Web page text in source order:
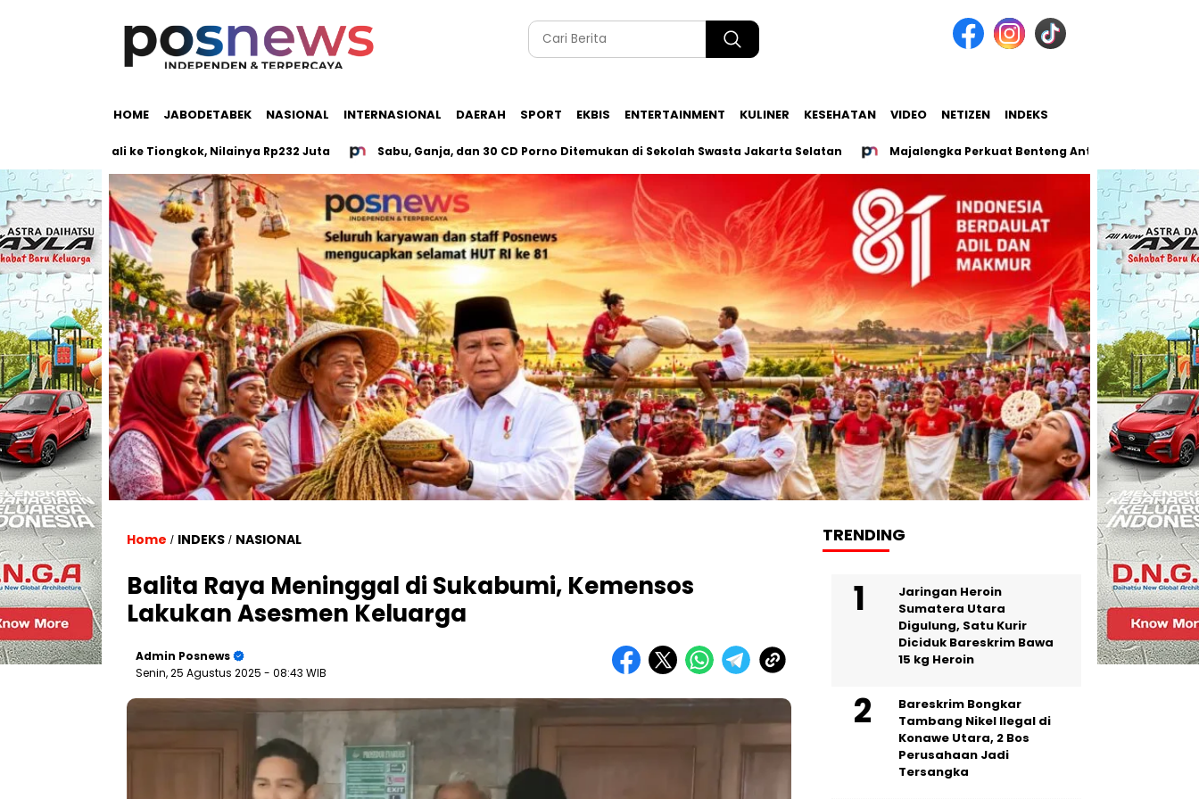
HOME JABODETABEK NASIONAL INTERNASIONAL DAERAH SPORT EKBIS ENTERTAINMENT KULINER KESEHATAN VIDEO NETIZEN INDEKS
Salak Bali ke Tiongkok, Nilainya Rp232 Juta Sabu, Ganja, dan 30 CD Porno Ditemukan di Sekolah Swasta Jakarta Selatan Majalengka Perkuat Benteng Antinarkoba, Pemkab dan
Home / INDEKS / NASIONAL
Balita Raya Meninggal di Sukabumi, Kemensos
Lakukan Asesmen Keluarga
Admin Posnews
Senin, 25 Agustus 2025 - 08:43 WIB
TRENDING
Jaringan Heroin
Sumatera Utara
Digulung, Satu Kurir
Diciduk Bareskrim Bawa
15 kg Heroin
Bareskrim Bongkar
Tambang Nikel Ilegal di
Konawe Utara, 2 Bos
Perusahaan Jadi
Tersangka